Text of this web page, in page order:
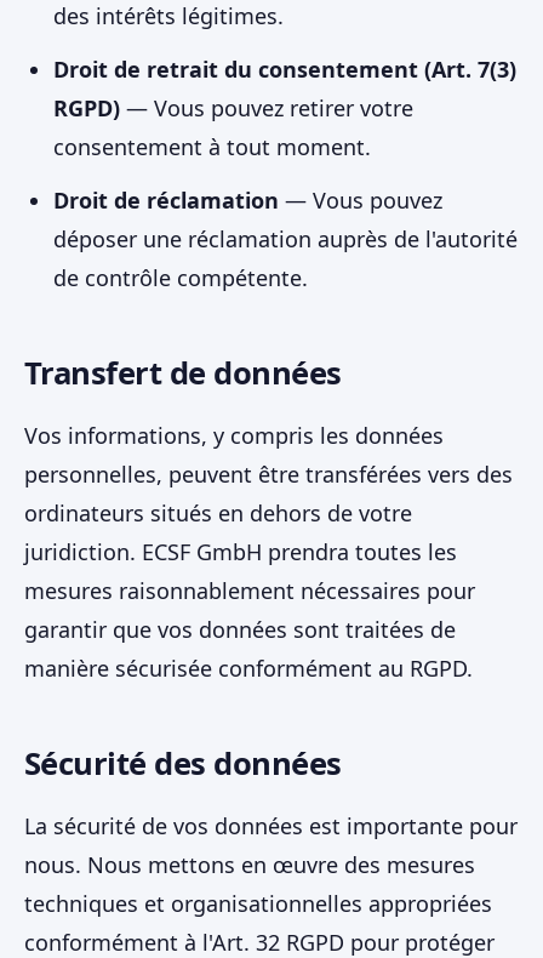
des intérêts légitimes.
Droit de retrait du consentement (Art. 7(3)
RGPD) — Vous pouvez retirer votre
consentement à tout moment.
Droit de réclamation — Vous pouvez
déposer une réclamation auprès de l'autorité
de contrôle compétente.
Transfert de données
Vos informations, y compris les données
personnelles, peuvent être transférées vers des
ordinateurs situés en dehors de votre
juridiction. ECSF GmbH prendra toutes les
mesures raisonnablement nécessaires pour
garantir que vos données sont traitées de
manière sécurisée conformément au RGPD.
Sécurité des données
La sécurité de vos données est importante pour
nous. Nous mettons en œuvre des mesures
techniques et organisationnelles appropriées
conformément à l'Art. 32 RGPD pour protéger